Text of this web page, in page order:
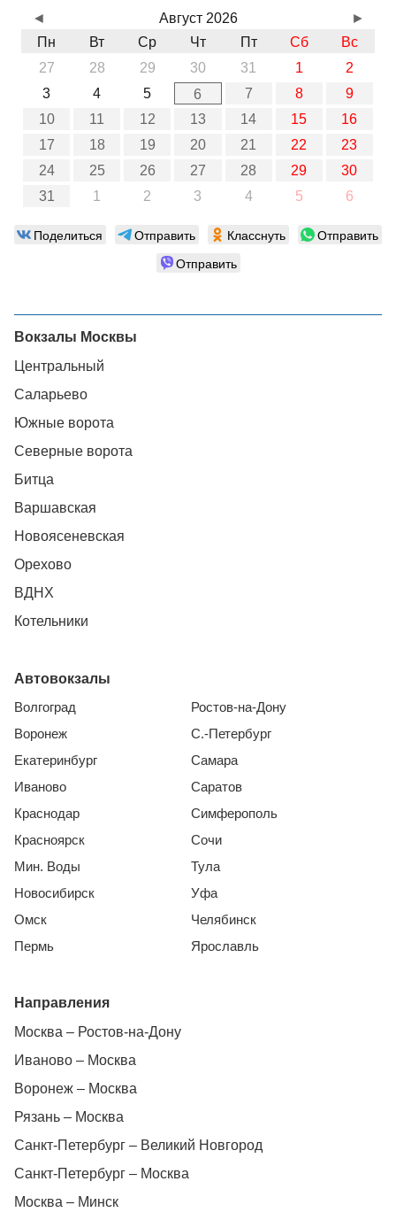
Август 2026
Пн
Вт Ср Чт Пт Сб
Вс
27
28 29 30 31 1
2
3
4 5 6 7 8
9
10
11 12 13 14 15
16
17
18 19 20 21 22
23
24
25 26 27 28 29
30
31
1 2 3 4 5 6
◄ ►
Поделиться Отправить Класснуть
Отправить
Отправить
Вокзалы Москвы
Центральный
Саларьево
Южные ворота
Северные ворота
Битца
Варшавская
Новоясеневская
Орехово
ВДНХ
Котельники
Автовокзалы
Волгоград
Воронеж
Екатеринбург
Иваново
Краснодар
Красноярск
Мин. Воды
Новосибирск
Омск
Пермь
Ростов-на-Дону
С.-Петербург
Самара
Саратов
Симферополь
Сочи
Тула
Уфа
Челябинск
Ярославль
Направления
Москва – Ростов-на-Дону
Иваново – Москва
Воронеж – Москва
Рязань – Москва
Санкт-Петербург – Великий Новгород
Санкт-Петербург – Москва
Москва – Минск